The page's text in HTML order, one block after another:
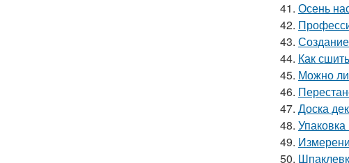
41. Осень
42.
43.
44. Как
45. Можно ли
46.
47. Доска
48.
49.
50.